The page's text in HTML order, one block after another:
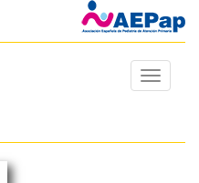
Mostrar
menú